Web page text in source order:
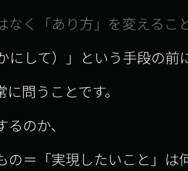
く「あり方」を変えるこ
して）」という手段の前に
問うことです。
のか、
＝「実現したいこと」は何